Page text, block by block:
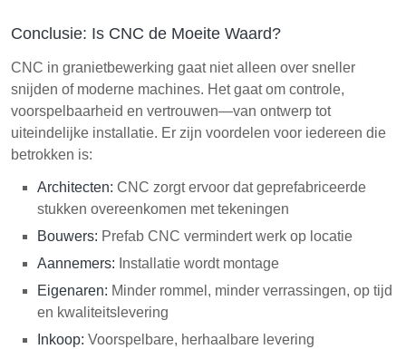
Conclusie: Is CNC de Moeite Waard?
CNC in granietbewerking gaat niet alleen over sneller
snijden of moderne machines. Het gaat om controle,
voorspelbaarheid en vertrouwen—van ontwerp tot
uiteindelijke installatie. Er zijn voordelen voor iedereen die
betrokken is:
Architecten: CNC zorgt ervoor dat geprefabriceerde
stukken overeenkomen met tekeningen
Bouwers: Prefab CNC vermindert werk op locatie
Aannemers: Installatie wordt montage
Eigenaren: Minder rommel, minder verrassingen, op tijd
en kwaliteitslevering
Inkoop: Voorspelbare, herhaalbare levering